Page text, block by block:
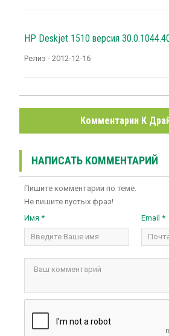
HP Deskjet 1510 версия
Релиз - 2012-12-16
Комментарии К
НАПИСАТЬ КОММЕНТАРИЙ
Пишите комментарии по теме.
Не пишите пустых фраз!
Имя *
Email *